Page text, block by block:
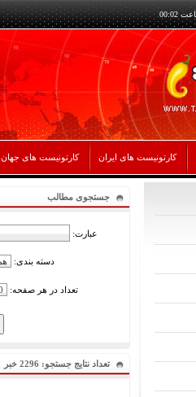
کارتونیست های ایران کارتونیست های جهان
جستجوی مطالب
عبارت:
دسته بندی:
تعداد در هر صفحه:
تعداد نتایج جستجو: 2296 خبر